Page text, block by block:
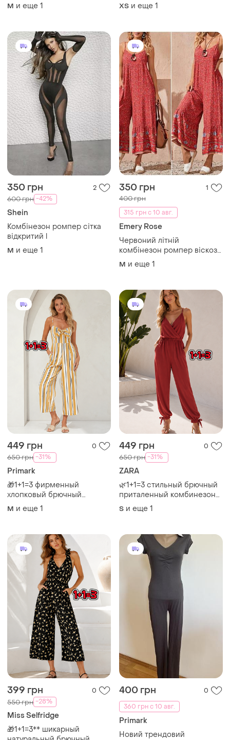
M и еще 1 ХS и еще 1
350 грн 2
600 грн -42%
Shein
Комбінезон ромпер сітка
відкритий l
M и еще 1
350 грн 1
400 грн
315 грн с 10 авг.
Emery Rose
Червоний літній
комбінезон ромпер віскоза
бохо стиль рр 46-48 emery
rose
M и еще 1
449 грн 0
650 грн -31%
Primark
🎁1+1=3 фирменный
хлопковый брючный
комбинезон в полоску
primark, размер 46 - 48
M и еще 1
449 грн 0
650 грн -31%
ZARA
🌿1+1=3 стильный брючный
приталенный комбинезон
на тонких бретелях zara,
размер 44 - 46
S и еще 1
399 грн 0
550 грн -28%
Miss Selfridge
🎁1+1=3** шикарный
400 грн
0
360 грн с 10 авг.
Primark
Новий трендовий